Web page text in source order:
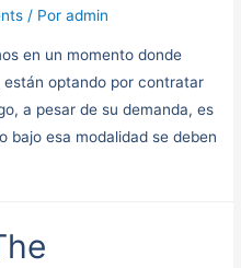
/ Poradmin
en un momento donde
están optando por contratar
a pesar de su demanda, es
bajo esa modalidad se deben